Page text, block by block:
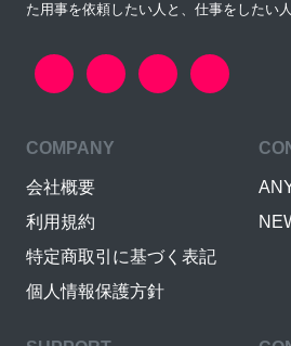
た用事を依頼したい人と、仕事をしたい
COMPANY
会社概要
利用規約
特定商取引に基づく表記
個人情報保護方針